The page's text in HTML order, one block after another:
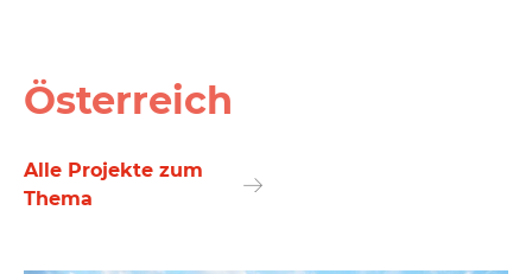
Österreich
Alle Projekte zum
Thema